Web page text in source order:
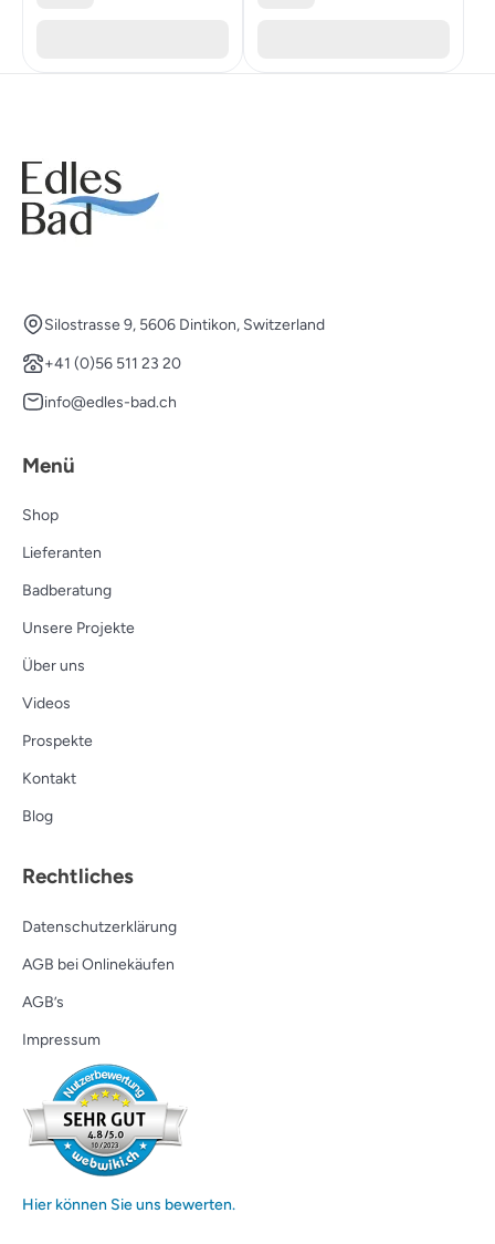
Silostrasse 9, 5606 Dintikon, Switzerland
+41 (0)56 511 23 20
info@edles-bad.ch
Menü
Shop
Lieferanten
Badberatung
Unsere Projekte
Über uns
Videos
Prospekte
Kontakt
Blog
Rechtliches
Datenschutzerklärung
AGB bei Onlinekäufen
AGB’s
Impressum
Hier können Sie uns bewerten.